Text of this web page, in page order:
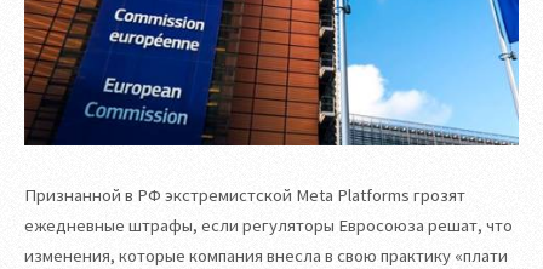
Признанной в РФ экстремистской Meta Platforms грозят
ежедневные штрафы, если регуляторы Евросоюза решат, что
изменения, которые компания внесла в свою практику «плати